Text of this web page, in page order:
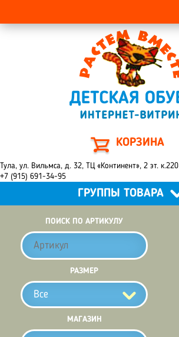
КОРЗИНА
Тула, ул. Вильмса, д. 32, ТЦ «Континент», 2 эт. к.220
+7 (915) 691-34-95
ГРУППЫ ТОВАРА
ПОИСК ПО АРТИКУЛУ
РАЗМЕР
Все
МАГАЗИН